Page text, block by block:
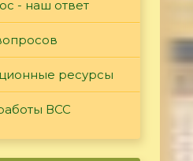
- наш ответ
ресурсы
ВСС